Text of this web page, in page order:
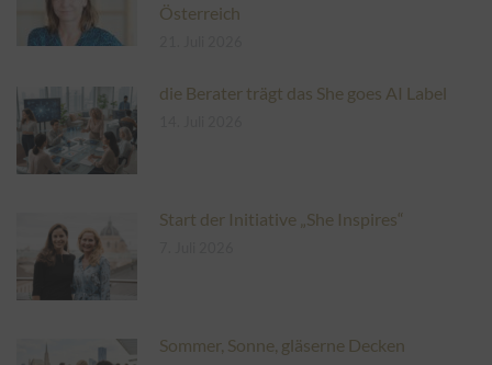
Österreich
die Berater trägt das She goes AI Label
Start der Initiative „She Inspires“
Sommer, Sonne, gläserne Decken